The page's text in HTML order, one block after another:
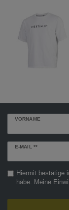
VORNAME
E-MAIL **
Newsletter
Hiermit bestätige
habe. Meine